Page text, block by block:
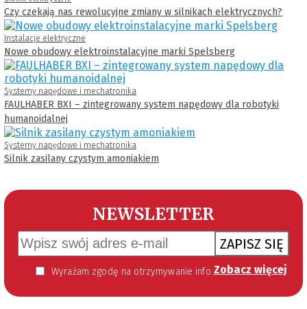
Czy czekają nas rewolucyjne zmiany w silnikach elektrycznych?
Instalacje elektryczne
Nowe obudowy elektroinstalacyjne marki Spelsberg
Systemy napędowe i mechatronika
FAULHABER BXI – zintegrowany system napędowy dla robotyki
humanoidalnej
Systemy napędowe i mechatronika
Silnik zasilany czystym amoniakiem
NEWSLETTER
ZAPISZ SIĘ
Wyrażam zgodę na otrzymywanie informacji handlowej kierowanej do mnie za pomocą środków komunikacji elektronicznej w szczególności poczty elektronicznej zgodnie z przepisem art. 10 ust 2 ustawy z dnia 18 lipca 2002 roku o świadczeniu usług drogą elektroniczną (Dz. U. 144 z 2002 r. poz. 1204). Zgoda jest dobrowolna, jednak jej wyrażenie jest konieczne, aby otrzymywać newsletter. Zobacz więcej